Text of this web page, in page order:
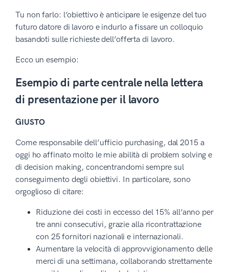
Tu non farlo: l’obiettivo è anticipare le esigenze del tuo
futuro datore di lavoro e indurlo a fissare un colloquio
basandoti sulle richieste dell’offerta di lavoro.
Ecco un esempio:
Esempio di parte centrale nella lettera
di presentazione per il lavoro
GIUSTO
Come responsabile dell’ufficio purchasing, dal 2015 a
oggi ho affinato molto le mie abilità di problem solving e
di decision making, concentrandomi sempre sul
conseguimento degli obiettivi. In particolare, sono
orgoglioso di citare:
Riduzione dei costi in eccesso del 15% all’anno per
tre anni consecutivi, grazie alla ricontrattazione
con 25 fornitori nazionali e internazionali.
Aumentare la velocità di approvvigionamento delle
merci di una settimana, collaborando strettamente